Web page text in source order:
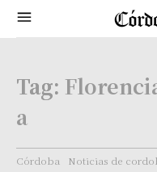
Tag:
a
Córdoba Noticias de